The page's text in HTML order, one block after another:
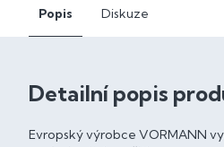
Popis Diskuze
Detailní popis
Evropský výrobce VORMANN